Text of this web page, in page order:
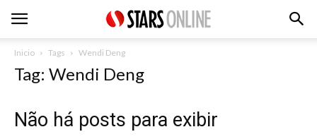
Inicio Tags Wendi Deng
Tag: Wendi Deng
Não há posts para exibir